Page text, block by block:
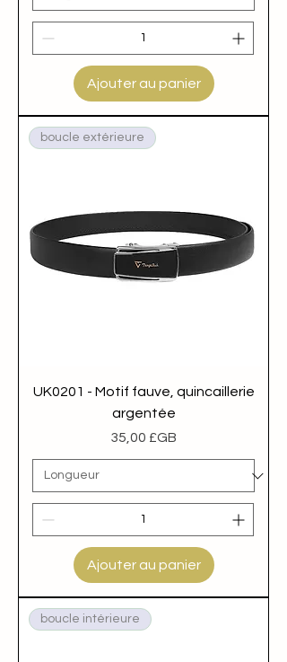
Ajouter au panier
boucle extérieure
UK0201 - Motif fauve, quincaillerie
argentée
Prix
35,00 £GB
Ajouter au panier
boucle intérieure